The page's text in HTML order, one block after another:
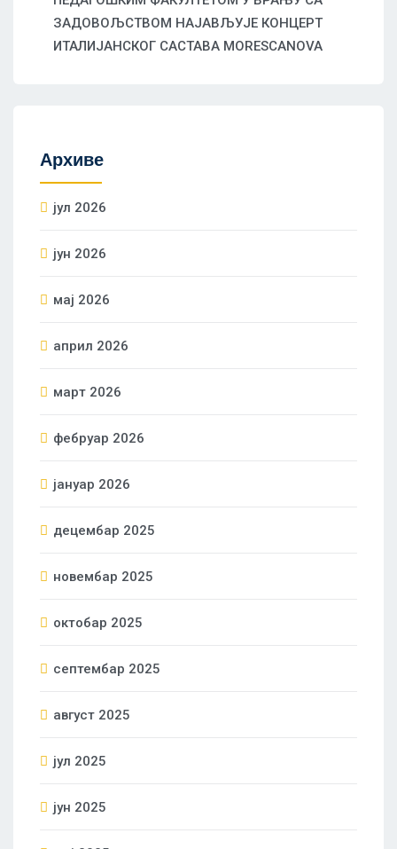
ЗАДОВОЉСТВОМ НАЈАВЉУЈЕ КОНЦЕРТ
ИТАЛИЈАНСКОГ САСТАВА MORESCANOVA
Архиве
јул 2026
јун 2026
мај 2026
април 2026
март 2026
фебруар 2026
јануар 2026
децембар 2025
новембар 2025
октобар 2025
септембар 2025
август 2025
јул 2025
јун 2025